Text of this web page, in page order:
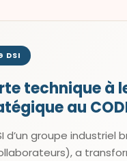
DSI
technique à
au
d’un groupe industriel
a